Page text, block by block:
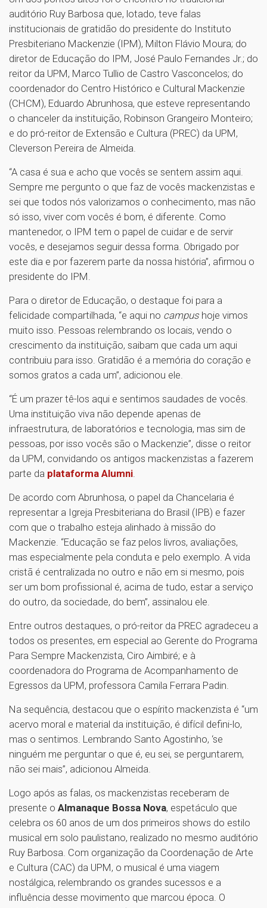
auditório Ruy Barbosa que, lotado, teve falas
institucionais de gratidão do presidente do Instituto
Presbiteriano Mackenzie (IPM), Milton Flávio Moura; do
diretor de Educação do IPM, José Paulo Fernandes Jr.; do
reitor da UPM, Marco Tullio de Castro Vasconcelos; do
coordenador do Centro Histórico e Cultural Mackenzie
(CHCM), Eduardo Abrunhosa, que esteve representando
o chanceler da instituição, Robinson Grangeiro Monteiro;
e do pró-reitor de Extensão e Cultura (PREC) da UPM,
Cleverson Pereira de Almeida.
“A casa é sua e acho que vocês se sentem assim aqui.
Sempre me pergunto o que faz de vocês mackenzistas e
sei que todos nós valorizamos o conhecimento, mas não
só isso, viver com vocês é bom, é diferente. Como
mantenedor, o IPM tem o papel de cuidar e de servir
vocês, e desejamos seguir dessa forma. Obrigado por
este dia e por fazerem parte da nossa história”, afirmou o
presidente do IPM.
Para o diretor de Educação, o destaque foi para a
felicidade compartilhada, “e aqui no campus hoje vimos
muito isso. Pessoas relembrando os locais, vendo o
crescimento da instituição, saibam que cada um aqui
contribuiu para isso. Gratidão é a memória do coração e
somos gratos a cada um”, adicionou ele.
“É um prazer tê-los aqui e sentimos saudades de vocês.
Uma instituição viva não depende apenas de
infraestrutura, de laboratórios e tecnologia, mas sim de
pessoas, por isso vocês são o Mackenzie”, disse o reitor
da UPM, convidando os antigos mackenzistas a fazerem
parte da plataforma Alumni
De acordo com Abrunhosa, o papel da Chancelaria é
representar a Igreja Presbiteriana do Brasil (IPB) e fazer
com que o trabalho esteja alinhado à missão do
Mackenzie. “Educação se faz pelos livros, avaliações,
mas especialmente pela conduta e pelo exemplo. A vida
cristã é centralizada no outro e não em si mesmo, pois
ser um bom profissional é, acima de tudo, estar a serviço
do outro, da sociedade, do bem”, assinalou ele.
Entre outros destaques, o pró-reitor da PREC agradeceu a
todos os presentes, em especial ao Gerente do Programa
Para Sempre Mackenzista, Ciro Aimbiré; e à
coordenadora do Programa de Acompanhamento de
Egressos da UPM, professora Camila Ferrara Padin.
Na sequência, destacou que o espírito mackenzista é “um
acervo moral e material da instituição, é difícil defini-lo,
mas o sentimos. Lembrando Santo Agostinho, ‘se
ninguém me perguntar o que é, eu sei, se perguntarem,
não sei mais”, adicionou Almeida.
Logo após as falas, os mackenzistas receberam de
presente o Almanaque Bossa Nova, espetáculo que
celebra os 60 anos de um dos primeiros shows do estilo
musical em solo paulistano, realizado no mesmo auditório
Ruy Barbosa. Com organização da Coordenação de Arte
e Cultura (CAC) da UPM, o musical é uma viagem
nostálgica, relembrando os grandes sucessos e a
influência desse movimento que marcou época. O